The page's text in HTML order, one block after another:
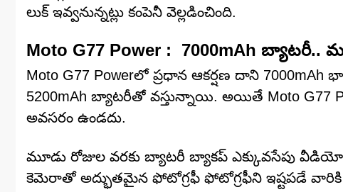
లుక్ ఇవ్వనున్నట్లు కంపెనీ వెల్లడించింది.
Moto G77 Power : 7000mAh బ్యాటరీ..
Moto G77 Powerలో ప్రధాన ఆకర్షణ దాని 7000mAh
5200mAh బ్యాటరీతో వస్తున్నాయి. అయితే Moto
అవసరం ఉండదు.
మూడు రోజుల వరకు బ్యాటరీ బ్యాకప్ ఎక్కువసేపు
కెమెరాతో అద్భుతమైన ఫోటోగ్రఫీ ఫోటోగ్రఫీని ఇష్టపడే వారికి